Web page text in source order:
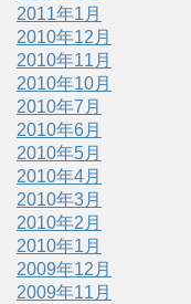
2011年1月
2010年12月
2010年11月
2010年10月
2010年7月
2010年6月
2010年5月
2010年4月
2010年3月
2010年2月
2010年1月
2009年12月
2009年11月